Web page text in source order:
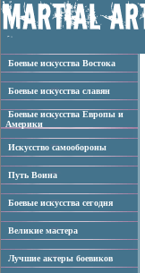
Боевые искусства Востока
Боевые искусства славян
Боевые искусства Европы и
Америки
Искусство самообороны
Путь Воина
Боевые искусства сегодня
Великие мастера
Лучшие актеры боевиков